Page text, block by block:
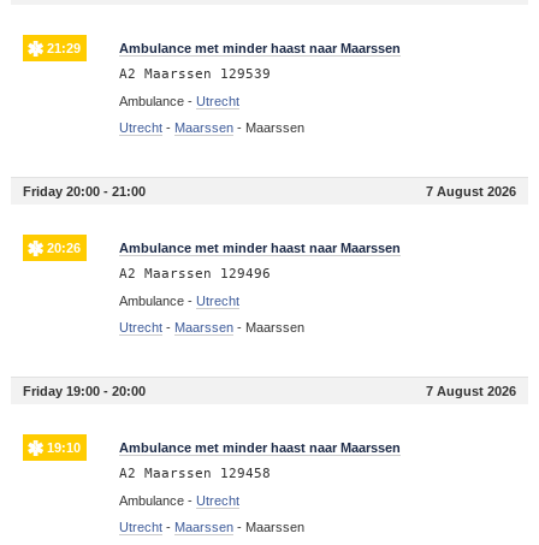
21:29 Ambulance met minder haast naar Maarssen
A2 Maarssen 129539
Ambulance - Utrecht
Utrecht- Maarssen- Maarssen
Friday 20:00 - 21:00 7 August 2026
20:26 Ambulance met minder haast naar Maarssen
A2 Maarssen 129496
Ambulance - Utrecht
Utrecht- Maarssen- Maarssen
Friday 19:00 - 20:00 7 August 2026
19:10 Ambulance met minder haast naar Maarssen
A2 Maarssen 129458
Ambulance - Utrecht
Utrecht- Maarssen- Maarssen